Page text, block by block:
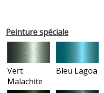
Peinture spéciale
Vert
Malachite
Bleu Lagoa